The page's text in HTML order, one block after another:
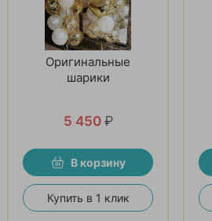
Оригинальные
шарики
5 450 ₽
В корзину
Купить в 1 клик